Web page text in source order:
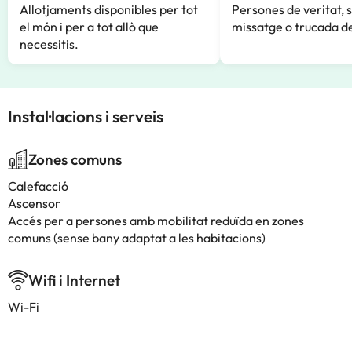
Allotjaments disponibles per tot
el món i per a tot allò que
necessitis.
Persones de veritat,
missatge o trucada
Instal·lacions i serveis
Zones comuns
Calefacció
Ascensor
Accés per a persones amb mobilitat reduïda en zones
comuns (sense bany adaptat a les habitacions)
Wifi i Internet
Wi-Fi